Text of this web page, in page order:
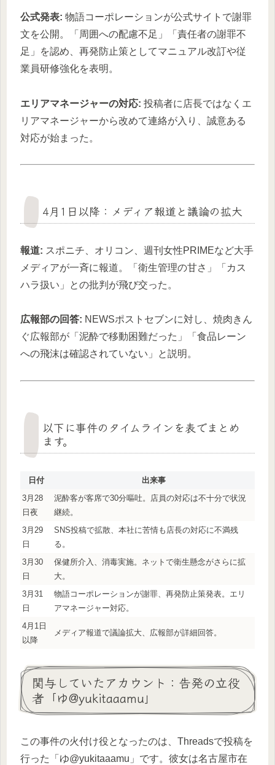
公式発表: 物語コーポレーションが公式サイトで謝罪
文を公開。「周囲への配慮不足」「責任者の謝罪不
足」を認め、再発防止策としてマニュアル改訂や従
業員研修強化を表明。
エリアマネージャーの対応: 投稿者に店長ではなくエ
リアマネージャーから改めて連絡が入り、誠意ある
対応が始まった。
4月1日以降：メディア報道と議論の拡大
報道: スポニチ、オリコン、週刊女性PRIMEなど大手
メディアが一斉に報道。「衛生管理の甘さ」「カス
ハラ扱い」との批判が飛び交った。
広報部の回答: NEWSポストセブンに対し、焼肉きん
ぐ広報部が「泥酔で移動困難だった」「食品レーン
への飛沫は確認されていない」と説明。
以下に事件のタイムラインを表でまとめ
ます。
日付
出来事
3月28
日夜
泥酔客が客席で30分嘔吐。店員の対応は不十分で状況
継続。
3月29
日
SNS投稿で拡散、本社に苦情も店長の対応に不満残
る。
3月30
日
保健所介入、消毒実施。ネットで衛生懸念がさらに拡
大。
3月31
日
物語コーポレーションが謝罪、再発防止策発表。エリ
アマネージャー対応。
4月1日
以降
メディア報道で議論拡大、広報部が詳細回答。
関与していたアカウント：告発の立役
者「ゆ@yukitaaamu」
この事件の火付け役となったのは、Threadsで投稿を
行った「ゆ@yukitaaamu」です。彼女は名古屋市在